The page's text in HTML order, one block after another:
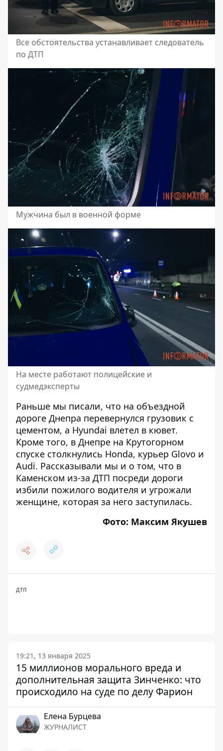
Все обстоятельства устанавливает следователь
по ДТП
Мужчина был в военной форме
На месте работают полицейские и
судмедэксперты
Раньше мы писали, что на объездной
дороге Днепра перевернулся грузовик с
цементом, а Hyundai влетел в кювет.
Кроме того, в Днепре на Крутогорном
спуске столкнулись Honda, курьер Glovo и
Audi. Рассказывали мы и о том, что в
Каменском из-за ДТП посреди дороги
избили пожилого водителя и угрожали
женщине, которая за него заступилась.
Фото: Максим Якушев
ДТП
19:21, 13 января 2025
15 миллионов морального вреда и
дополнительная защита Зинченко: что
происходило на суде по делу Фарион
Елена Бурцева
ЖУРНАЛИСТ